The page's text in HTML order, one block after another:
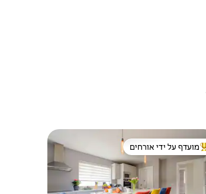
בקרב נכסים מועדפים על ידי אורחים
מועדף על ידי אורחים